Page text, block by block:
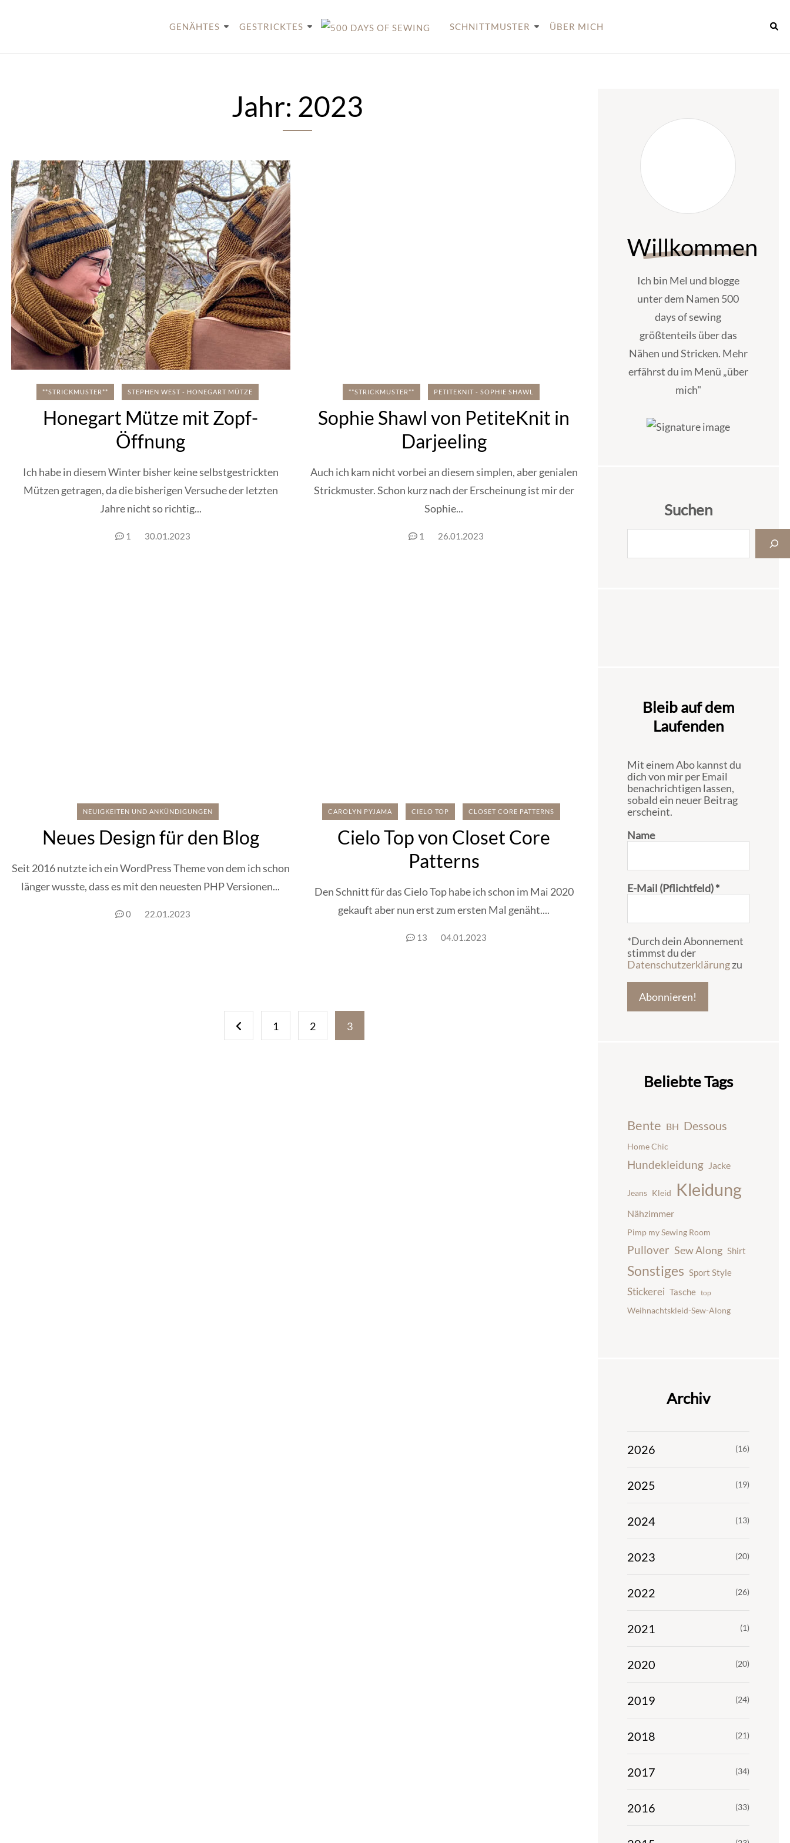
GENÄHTES GESTRICKTES SCHNITTMUSTER ÜBER MICH
Jahr: 2023
**STRICKMUSTER** STEPHEN WEST - HONEGART MÜTZE
Honegart Mütze mit Zopf-
Öffnung
Ich habe in diesem Winter bisher keine selbstgestrickten
Mützen getragen, da die bisherigen Versuche der letzten
Jahre nicht so richtig...
1 30.01.2023
**STRICKMUSTER** PETITEKNIT - SOPHIE SHAWL
Sophie Shawl von PetiteKnit in
Darjeeling
Auch ich kam nicht vorbei an diesem simplen, aber genialen
Strickmuster. Schon kurz nach der Erscheinung ist mir der
Sophie...
1 26.01.2023
NEUIGKEITEN UND ANKÜNDIGUNGEN
Neues Design für den Blog
Seit 2016 nutzte ich ein WordPress Theme von dem ich schon
länger wusste, dass es mit den neuesten PHP Versionen...
0 22.01.2023
CAROLYN PYJAMA CIELO TOP CLOSET CORE PATTERNS
Cielo Top von Closet Core
Patterns
Den Schnitt für das Cielo Top habe ich schon im Mai 2020
gekauft aber nun erst zum ersten Mal genäht....
13 04.01.2023
Seitennummerierung
der
1 2 3
Willkommen
Ich bin Mel und blogge
unter dem Namen 500
days of sewing
größtenteils über das
Nähen und Stricken. Mehr
erfährst du im Menü „über
mich"
Suchen
Bleib auf dem
Laufenden
Mit einem Abo kannst du
dich von mir per Email
benachrichtigen lassen,
sobald ein neuer Beitrag
erscheint.
Name
E-Mail (Pflichtfeld)*
*Durch dein Abonnement
stimmst du der
Datenschutzerklärungzu
Beliebte Tags
Bente BH Dessous
Home Chic
Hundekleidung Jacke
Jeans Kleid Kleidung
Nähzimmer
Pimp my Sewing Room
Pullover Sew Along Shirt
Sonstiges Sport Style
Stickerei Tasche top
Weihnachtskleid-Sew-Along
Archiv
2026 (16)
2025 (19)
2024 (13)
2023 (20)
2022 (26)
2021 (1)
2020 (20)
2019 (24)
2018 (21)
2017 (34)
2016 (33)